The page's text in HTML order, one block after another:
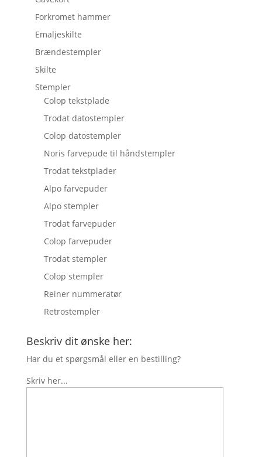
Forkromet hammer
Emaljeskilte
Brændestempler
Skilte
Stempler
Colop tekstplade
Trodat datostempler
Colop datostempler
Noris farvepude til håndstempler
Trodat tekstplader
Alpo farvepuder
Alpo stempler
Trodat farvepuder
Colop farvepuder
Trodat stempler
Colop stempler
Reiner nummeratør
Retrostempler
Beskriv dit ønske her:
Har du et spørgsmål eller en bestilling?
Skriv her...